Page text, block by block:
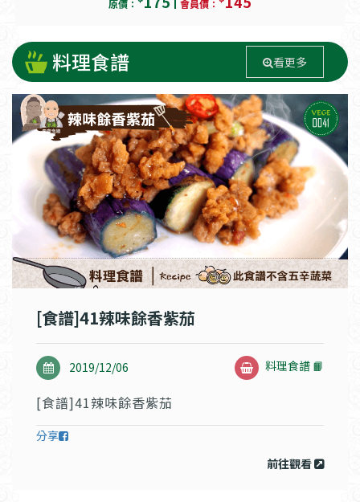
原價： 會員價：
料理食譜 看更多
[食譜]41辣味餘香紫茄
2019/12/06 料理食譜 📙
[食譜]41辣味餘香紫茄
分享
前往觀看